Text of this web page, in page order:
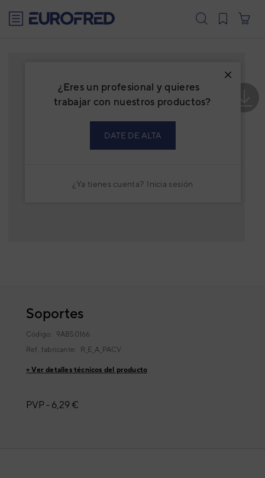
¿Eres un profesional y quieres
trabajar con nuestros productos?
DATE DE ALTA
¿Ya tienes cuenta? Inicia sesión
Soportes
Código: 9ABS0166
Ref. fabricante:
R_E_A_PACV
+ Ver detalles técnicos del producto
PVP - 6,29 €